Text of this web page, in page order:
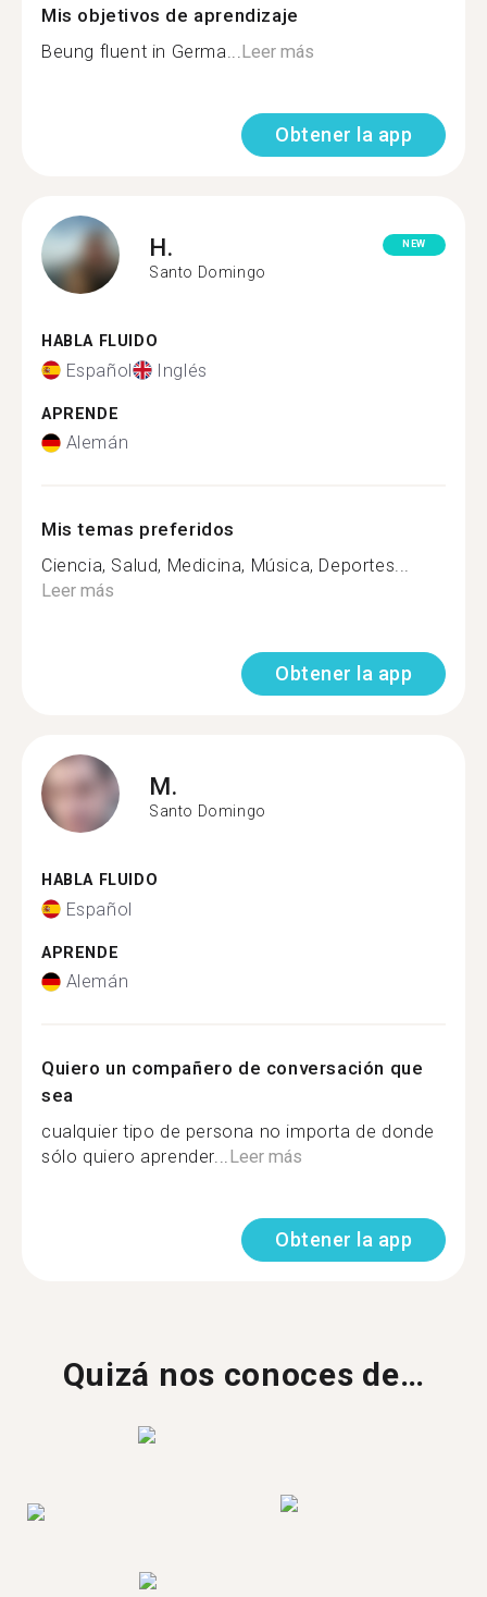
Mis objetivos de aprendizaje
Beung fluent in Germa...Leer más
Obtener la app
H.
Santo Domingo
NEW
HABLA FLUIDO
Español Inglés
APRENDE
Alemán
Mis temas preferidos
Ciencia, Salud, Medicina, Música, Deportes...
Leer más
Obtener la app
M.
Santo Domingo
HABLA FLUIDO
Español
APRENDE
Alemán
Quiero un compañero de conversación que
sea
cualquier tipo de persona no importa de donde
sólo quiero aprender...Leer más
Obtener la app
Quizá nos conoces de…